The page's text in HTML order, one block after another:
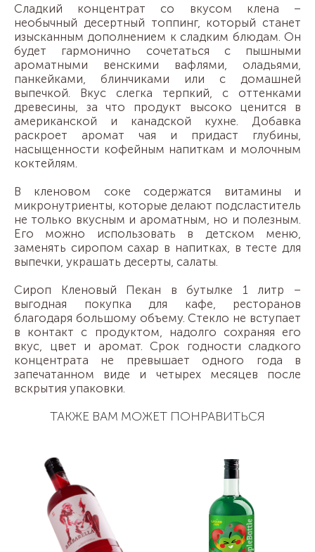
Сладкий концентрат со вкусом клена –
необычный десертный топпинг, который станет
изысканным дополнением к сладким блюдам. Он
будет гармонично сочетаться с пышными
ароматными венскими вафлями, оладьями,
панкейками, блинчиками или с домашней
выпечкой. Вкус слегка терпкий, с оттенками
древесины, за что продукт высоко ценится в
американской и канадской кухне. Добавка
раскроет аромат чая и придаст глубины,
насыщенности кофейным напиткам и молочным
коктейлям.
В кленовом соке содержатся витамины и
микронутриенты, которые делают подсластитель
не только вкусным и ароматным, но и полезным.
Его можно использовать в детском меню,
заменять сиропом сахар в напитках, в тесте для
выпечки, украшать десерты, салаты.
Сироп Кленовый Пекан в бутылке 1 литр –
выгодная покупка для кафе, ресторанов
благодаря большому объему. Стекло не вступает
в контакт с продуктом, надолго сохраняя его
вкус, цвет и аромат. Срок годности сладкого
концентрата не превышает одного года в
запечатанном виде и четырех месяцев после
вскрытия упаковки.
ТАКЖЕ ВАМ МОЖЕТ ПОНРАВИТЬСЯ